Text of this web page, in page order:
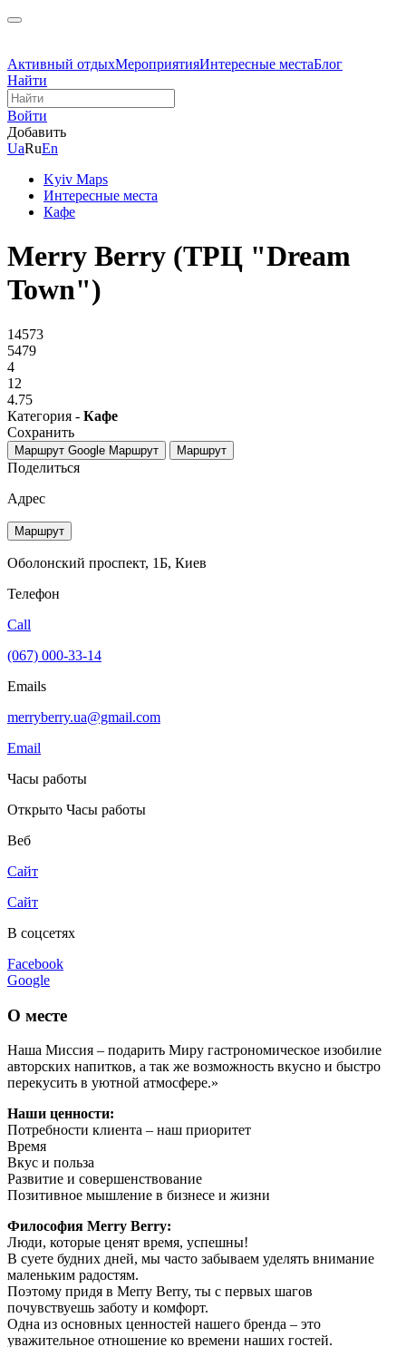
Активный отдыхМероприятияИнтересные местаБлог
Найти
Войти
Добавить
UaRuEn
Kyiv Maps
Интересные места
Кафе
Merry Berry (ТРЦ "Dream
Town")
14573
5479
4
12
4.75
Категория - Кафе
Сохранить
Маршрут Google Маршрут Маршрут
Поделиться
Адрес
Маршрут
Оболонский проспект, 1Б, Киев
Телефон
Call
(067) 000-33-14
Emails
merryberry.ua@gmail.com
Email
Часы работы
Открыто Часы работы
Веб
Сайт
Сайт
В соцсетях
Facebook
Google
О месте
Наша Миссия – подарить Миру гастрономическое изобилие
авторских напитков, а так же возможность вкусно и быстро
перекусить в уютной атмосфере.»
Наши ценности:
Потребности клиента – наш приоритет
Время
Вкус и польза
Развитие и совершенствование
Позитивное мышление в бизнесе и жизни
Философия Merry Berry:
Люди, которые ценят время, успешны!
В суете будних дней, мы часто забываем уделять внимание
маленьким радостям.
Поэтому придя в Merry Berry, ты с первых шагов
почувствуешь заботу и комфорт.
Одна из основных ценностей нашего бренда – это
уважительное отношение ко времени наших гостей.